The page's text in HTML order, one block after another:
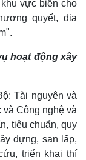
vực biển cho
quyết, địa
hoạt động xây
Tài nguyên và
Công nghệ và
tiêu chuẩn, quy
dựng, san lấp,
triển khai thí